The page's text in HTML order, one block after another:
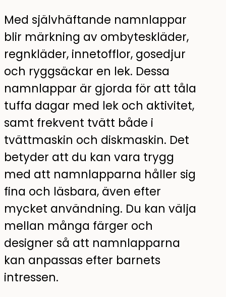
Med självhäftande namnlappar
blir märkning av ombyteskläder,
regnkläder, innetofflor, gosedjur
och ryggsäckar en lek. Dessa
namnlappar är gjorda för att tåla
tuffa dagar med lek och aktivitet,
samt frekvent tvätt både i
tvättmaskin och diskmaskin. Det
betyder att du kan vara trygg
med att namnlapparna håller sig
fina och läsbara, även efter
mycket användning. Du kan välja
mellan många färger och
designer så att namnlapparna
kan anpassas efter barnets
intressen.